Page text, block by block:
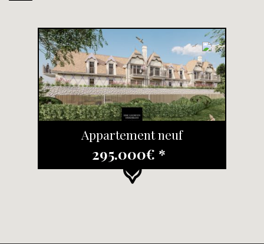
Appartement neuf
295.000€ *